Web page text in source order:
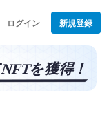
ログイン 新規登録